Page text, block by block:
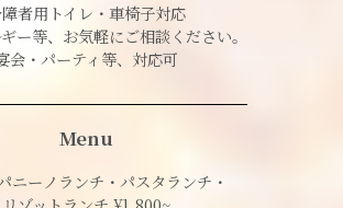
者用トイレ・車椅子対応
ー等、お気軽にご相談ください。
会・パーティ等、対応可
Menu
ーノランチ・パスタランチ・